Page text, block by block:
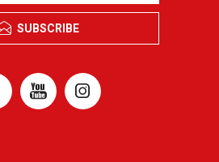
SUBSCRIBE